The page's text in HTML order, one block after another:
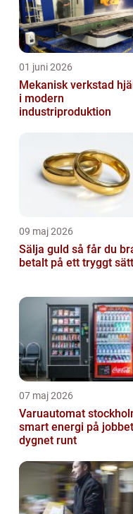
01 juni 2026
Mekanisk verkstad hjärtat
i modern
industriproduktion
09 maj 2026
Sälja guld så får du bra
betalt på ett tryggt sätt
07 maj 2026
Varuautomat
smart energi på jobbet
dygnet runt